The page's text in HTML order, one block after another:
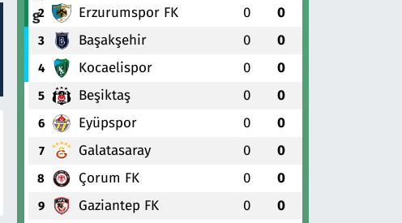
2 Erzurumspor FK 0 0
3 Başakşehir 0 0
4 Kocaelispor 0 0
5 Beşiktaş 0 0
6 Eyüpspor 0 0
7 Galatasaray 0 0
8 Çorum FK 0 0
9 Gaziantep FK 0 0